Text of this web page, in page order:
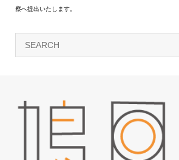
察へ提出いたします。